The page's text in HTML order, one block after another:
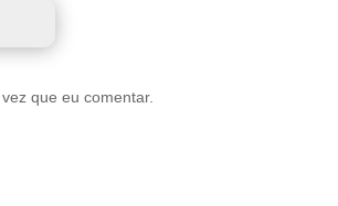
que eu comentar.